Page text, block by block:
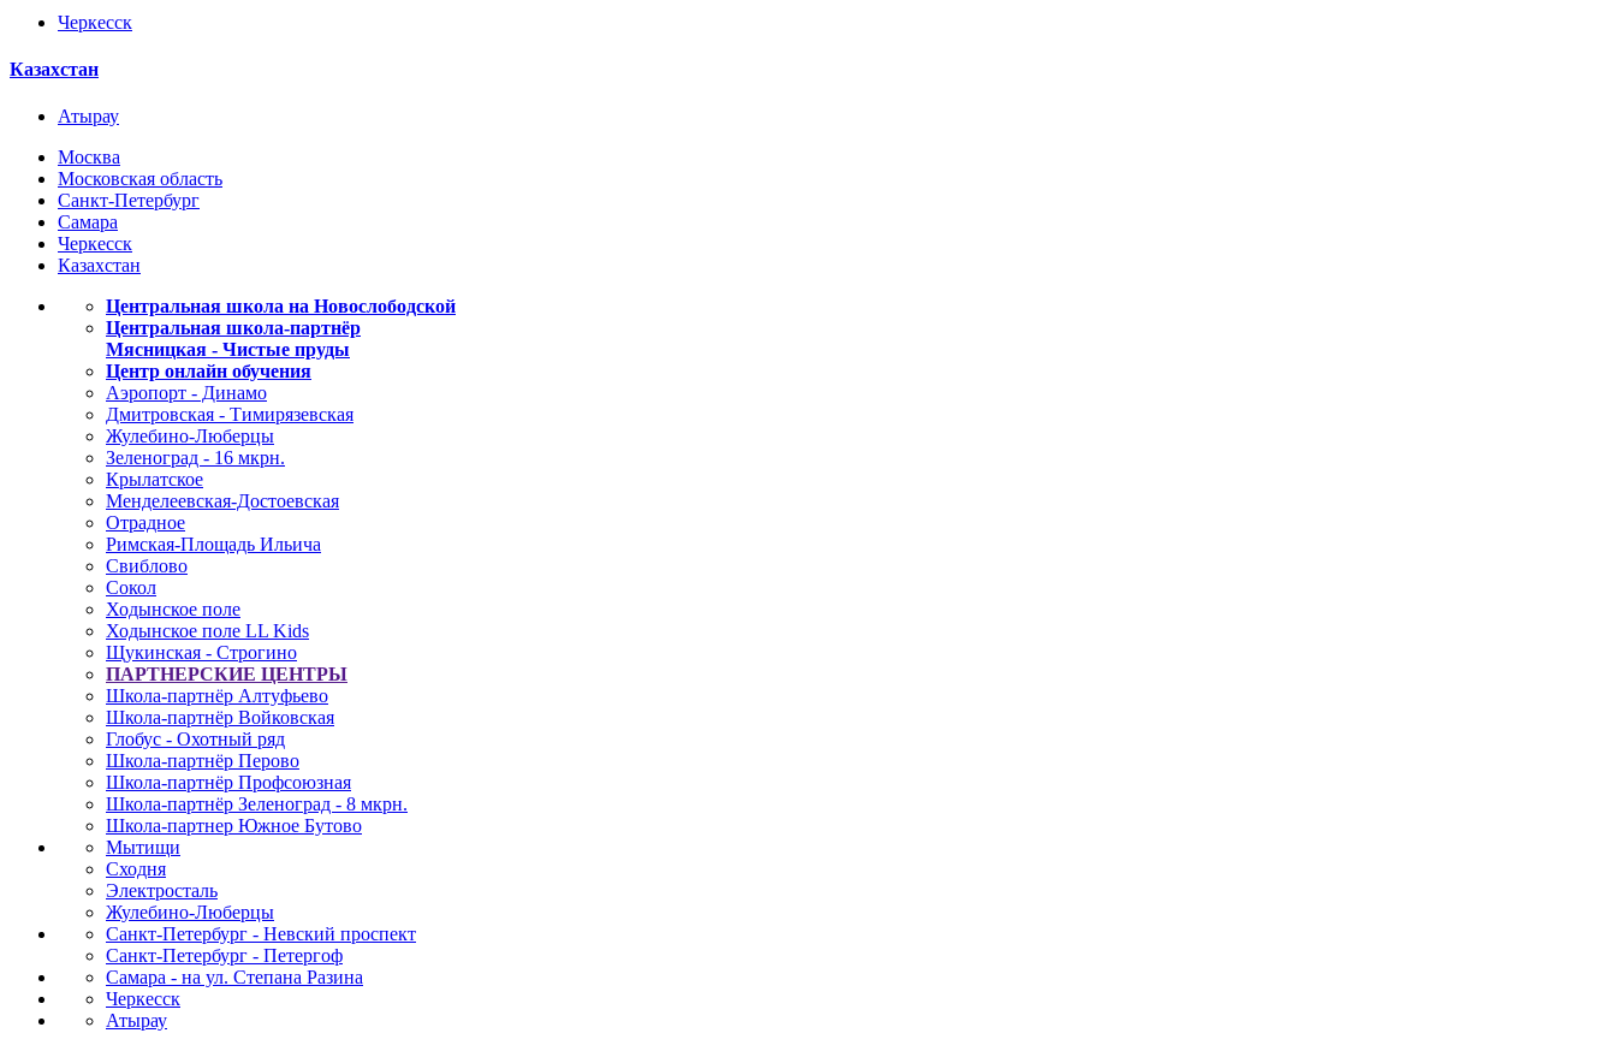
Черкесск
Казахстан
Атырау
Москва
Московская область
Санкт-Петербург
Самара
Черкесск
Казахстан
Центральная школа на Новослободской
Центральная школа-партнёр
Мясницкая - Чистые пруды
Центр онлайн обучения
Аэропорт - Динамо
Дмитровская - Тимирязевская
Жулебино-Люберцы
Зеленоград - 16 мкрн.
Крылатское
Менделеевская-Достоевская
Отрадное
Римская-Площадь Ильича
Свиблово
Сокол
Ходынское поле
Ходынское поле LL Kids
Щукинская - Строгино
ПАРТНЕРСКИЕ ЦЕНТРЫ
Школа-партнёр Алтуфьево
Школа-партнёр Войковская
Глобус - Охотный ряд
Школа-партнёр Перово
Школа-партнёр Профсоюзная
Школа-партнёр Зеленоград - 8 мкрн.
Школа-партнер Южное Бутово
Мытищи
Сходня
Электросталь
Жулебино-Люберцы
Санкт-Петербург - Невский проспект
Санкт-Петербург - Петергоф
Самара - на ул. Степана Разина
Черкесск
Атырау